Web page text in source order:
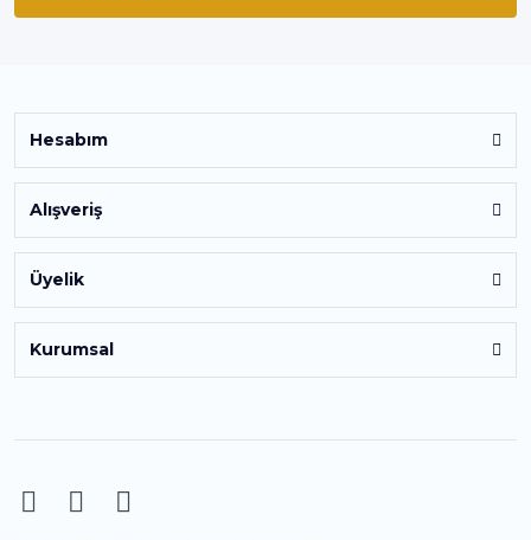
Hesabım
Alışveriş
Üyelik
Kurumsal